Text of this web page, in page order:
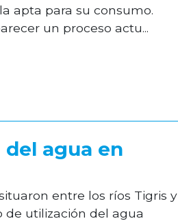
apta para su consumo.
un proceso actu...
agua en
entre los ríos Tigris y
de utilización del agua